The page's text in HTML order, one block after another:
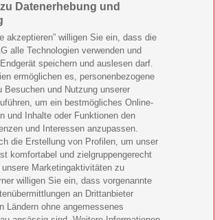
Geschenkabo verschenken
Geschenkabo verschenken
verschenken
verschenken
Geschenkabo verschenken
verschenken
verschenken
verschenken
Datenerhebung und
akzeptieren” willigen Sie ein, dass die
alle Technologien verwenden und
speichern und auslesen darf.
ermöglichen es, personenbezogene
Besuchen und Nutzung unserer
um ein bestmögliches Online-
und Inhalte oder Funktionen den
und Interessen anzupassen.
die Erstellung von Profilen, um unser
komfortabel und zielgruppengerecht
Marketingaktivitäten zu
willigen Sie ein, dass vorgenannte
an Drittanbieter
Ländern ohne angemessenes